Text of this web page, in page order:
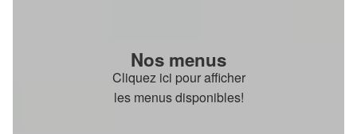
Nos menus
Cliquez ici pour afficher
les menus disponibles!